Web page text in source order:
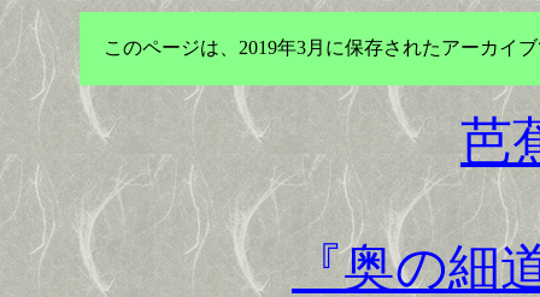
このページは、2019年3月に保存されたアーカイ
芭
『奥の細